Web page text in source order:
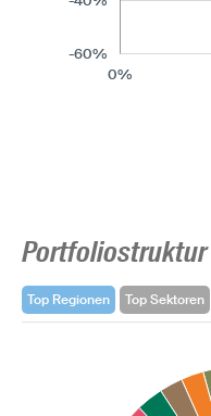
0%
-60%
Top Regionen Top Sektoren